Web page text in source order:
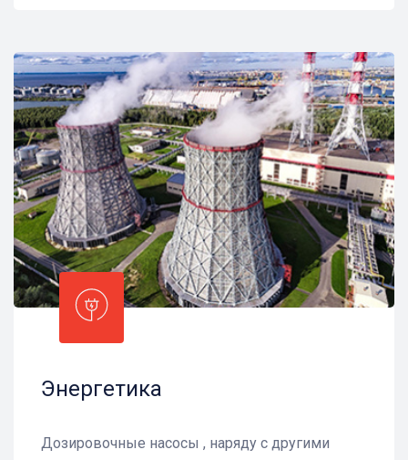
Энергетика
Дозировочные насосы , наряду с другими